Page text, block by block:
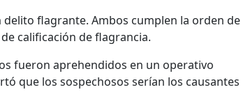
delito flagrante. Ambos cumplen la orden de
calificación de flagrancia.
fueron aprehendidos en un operativo
que los sospechosos serían los causantes